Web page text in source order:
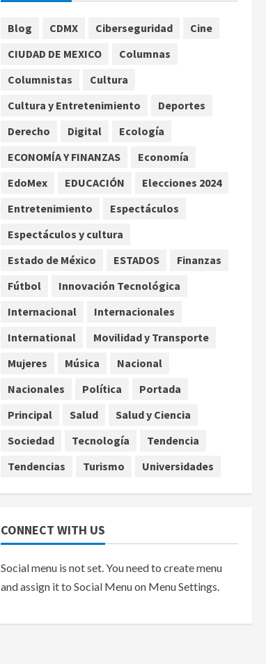
femeninas
agosto 6, 2026
2
Publican artículo sobre
los hijos
agosto 6, 2026
Bacterias en el semen
también condicionan el éxito
cambia el foco al microbioma
4
¿Sería posible saber si una
consciencia?
agosto 6, 2026
Sheinbaum confirma que el
papa León XIV no visitará
Latina
agosto 6, 2026
Blog CDMX Ciberseguridad
Cine
CIUDAD DE MEXICO
Columnas
Columnistas
Cultura
Cultura y Entretenimiento
Deportes
Derecho
Digital
Ecología
ECONOMÍA Y FINANZAS
Economía
EdoMex
EDUCACIÓN
Elecciones 2024
Entretenimiento
Espectáculos
Espectáculos y cultura
Estado de México
ESTADOS
Finanzas
Fútbol
Innovación Tecnológica
Internacional
Internacionales
International
Movilidad y Transporte
Mujeres
Música
Nacional
Nacionales
Política
Portada
Principal
Salud
Salud y Ciencia
Sociedad
Tecnología
Tendencia
Tendencias
Turismo Universidades
CONNECT WITH US
Social menu is not set. You need to create menu
and assign it to Social Menu on Menu Settings.